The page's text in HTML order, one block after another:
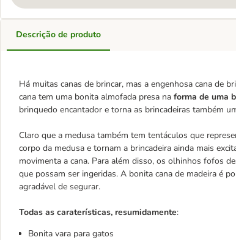
Descrição de produto
Há muitas canas de brincar, mas a engenhosa cana de
cana tem uma bonita almofada presa na forma de uma
brinquedo encantador e torna as brincadeiras também
Claro que a medusa também tem tentáculos que
corpo da medusa e tornam a brincadeira ainda mais
movimenta a cana. Para além disso, os olhinhos fofos
que possam ser ingeridas. A bonita cana de madeira é
agradável de segurar.
Todas as caraterísticas, resumidamente:
Bonita vara para gatos